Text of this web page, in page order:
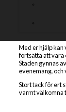
säsongerna vi
Med er hjälp
fortsätta att vara
Staden gynnas
evenemang, och
Stort tack för ert
varmt välkomna